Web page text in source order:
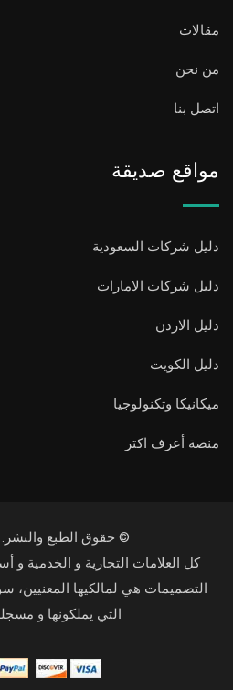
مقالات
من نحن
اتصل بنا
مواقع صديقة
دليل شركات السعودية
دليل شركات الامارات
دليل الاردن
دليل الكويت
ميكانيكا وتكنولوجيا
منصة أعرف اكتر
© حقوق الطبع والنشر.
كل العلامات التجارية و الخدمية و
التصميمات هي لمالكيها المعنيين،
التي يملكونها و